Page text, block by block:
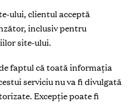
ului, clientul acceptă
inclusiv pentru
site-ului.
faptul că toată informația
serviciu nu va fi divulgată
Excepție poate fi